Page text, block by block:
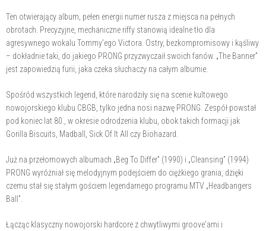
Ten otwierający album, pełen energii numer rusza z miejsca na pełnych
obrotach. Precyzyjne, mechaniczne riffy stanowią idealne tło dla
agresywnego wokalu Tommy’ego Victora. Ostry, bezkompromisowy i kąśliwy
– dokładnie taki, do jakiego PRONG przyzwyczaił swoich fanów. „The Banner”
jest zapowiedzią furii, jaka czeka słuchaczy na całym albumie.
Spośród wszystkich legend, które narodziły się na scenie kultowego
nowojorskiego klubu CBGB, tylko jedna nosi nazwę PRONG. Zespół powstał
pod koniec lat 80., w okresie odrodzenia klubu, obok takich formacji jak
Gorilla Biscuits, Madball, Sick Of It All czy Biohazard.
Już na przełomowych albumach „Beg To Differ” (1990) i „Cleansing” (1994)
PRONG wyróżniał się melodyjnym podejściem do ciężkiego grania, dzięki
czemu stał się stałym gościem legendarnego programu MTV „Headbangers
Ball”.
Łącząc klasyczny nowojorski hardcore z chwytliwymi groove'ami i